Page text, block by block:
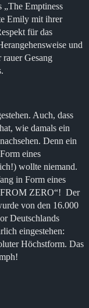
„The Emptiness
Emily mit ihrer
für das
und
Gesang
Auch, dass
wie damals ein
Denn ein
eines
wollte niemand.
in Form eines
ZERO“! Der
von den 16.000
Deutschlands
eingestehen:
Höchstform. Das